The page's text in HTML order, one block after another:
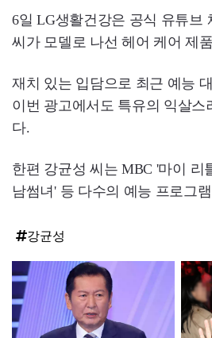
6일 LG생활건강은 공식 유튜브
씨가 모델로 나선 헤어 케어 제
재치 있는 입담으로 최근 예능
이번 광고에서도 특유의 익살스
다.
한편 강균성 씨는 MBC '마이 리
남썸녀' 등 다수의 예능 프로그
강균성
탑
라
인